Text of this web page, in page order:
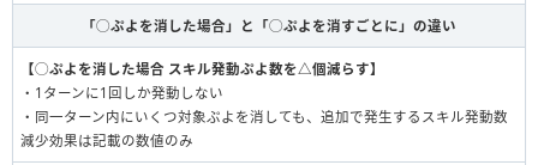
「◯ぷよを消した場合」と「◯ぷよを消すごとに」の違い
【◯ぷよを消した場合 スキル発動ぷよ数を△個減らす】
・1ターンに1回しか発動しない
・同一ターン内にいくつ対象ぷよを消しても、追加で発生するスキル発動数
減少効果は記載の数値のみ